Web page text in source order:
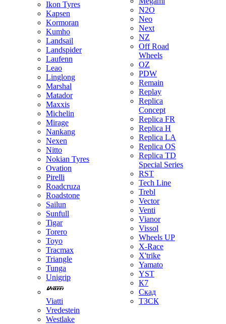
Ikon Tyres
Kapsen
Kormoran
Kumho
Landsail
Landspider
Laufenn
Leao
Linglong
Marshal
Matador
Maxxis
Michelin
Mirage
Nankang
Nexen
Nitto
Nokian Tyres
Ovation
Pirelli
Roadcruza
Roadstone
Sailun
Sunfull
Tigar
Torero
Toyo
Tracmax
Triangle
Tunga
Unigrip
Viatti
Vredestein
Westlake
N2O
Neo
Next
NZ
Off Road
Wheels
OZ
PDW
Remain
Replay
Replica
Concept
Replica FR
Replica H
Replica LA
Replica OS
Replica TD
Special Series
RST
Tech Line
Trebl
Vector
Venti
Vianor
Vissol
Wheels UP
X-Race
X'trike
Yamato
YST
К7
Скад
ТЗСК